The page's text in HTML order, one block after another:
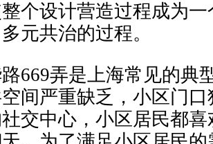
个设计营造过程成为
元共治的过程。
弄是上海常见的典
间严重缺乏，小区门
交中心，小区居民都